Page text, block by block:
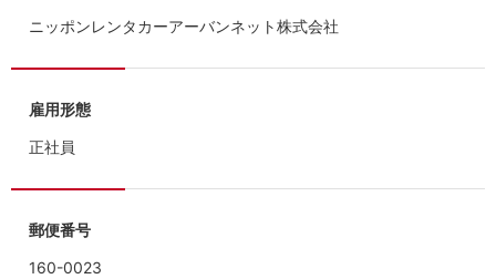
ニッポンレンタカーアーバンネット株式会社
雇用形態
正社員
郵便番号
160-0023